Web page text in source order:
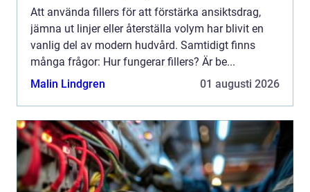
Att använda fillers för att förstärka ansiktsdrag,
jämna ut linjer eller återställa volym har blivit en
vanlig del av modern hudvård. Samtidigt finns
många frågor: Hur fungerar fillers? Är be...
Malin Lindgren
01 augusti 2026